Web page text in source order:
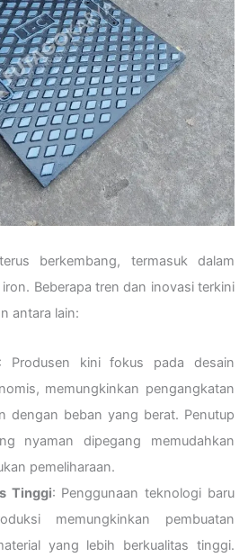
berkembang, termasuk dalam
Beberapa tren dan inovasi terkini
antara lain:
Produsen kini fokus pada desain
memungkinkan pengangkatan
dengan beban yang berat. Penutup
nyaman dipegang memudahkan
pemeliharaan.
Tinggi: Penggunaan teknologi baru
memungkinkan pembuatan
yang lebih berkualitas tinggi.